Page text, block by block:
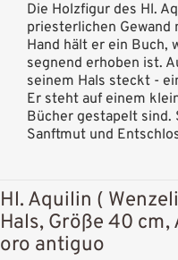
Die Holzfigur des Hl.
priesterlichen Gewand
Hand hält er ein Buch,
segnend erhoben ist.
seinem Hals steckt -
Er steht auf einem
Bücher gestapelt sind.
Sanftmut und
Hl. Aquilin (
Hals, Größe 40
oro antiguo